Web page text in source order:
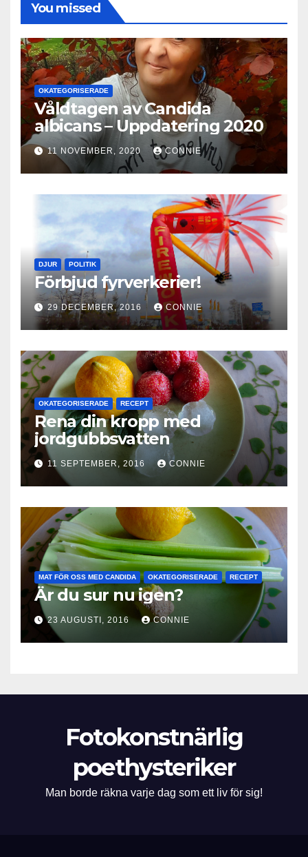
You missed
OKATEGORISERADE
Våldtagen av Candida
albicans – Uppdatering 2020
11 NOVEMBER, 2020 CONNIE
DJUR POLITIK
Förbjud fyrverkerier!
29 DECEMBER, 2016 CONNIE
OKATEGORISERADE RECEPT
Rena din kropp med
jordgubbsvatten
11 SEPTEMBER, 2016 CONNIE
MAT FÖR OSS MED CANDIDA OKATEGORISERADE RECEPT
Är du sur nu igen?
23 AUGUSTI, 2016 CONNIE
Fotokonstnärlig
poethysteriker
Man borde räkna varje dag som ett liv för sig!